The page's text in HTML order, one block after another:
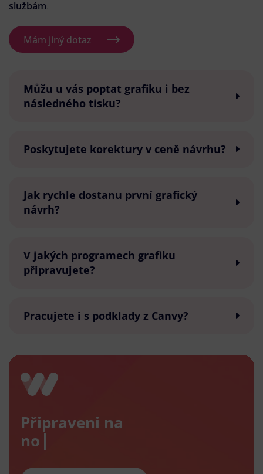
službám.
Mám jiný dotaz
Můžu u vás poptat grafiku i bez
následného tisku?
Poskytujete korektury v ceně návrhu?
Jak rychle dostanu první grafický
návrh?
V jakých programech grafiku
připravujete?
Pracujete i s podklady z Canvy?
Připraveni na
nový e-